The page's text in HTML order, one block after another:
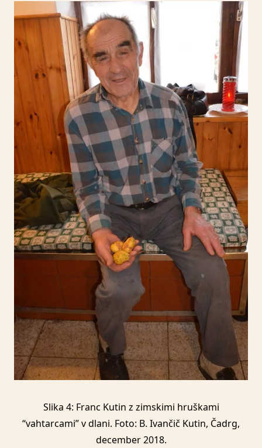
Slika 4: Franc Kutin z zimskimi hruškami
“vahtarcami” v dlani. Foto: B. Ivančič Kutin, Čadrg,
december 2018.